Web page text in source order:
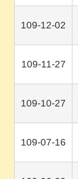
109-12-02
109-11-27
109-10-27
109-07-16